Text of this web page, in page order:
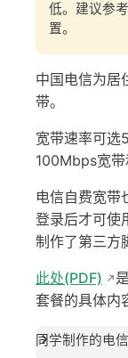
低。建议参考
置。
中国电信为居
带。
宽带速率可选
100Mbps宽带
电信自费宽带
登录后才可使
制作了第三方
此处(PDF)
套餐的具体内
同学制作的电